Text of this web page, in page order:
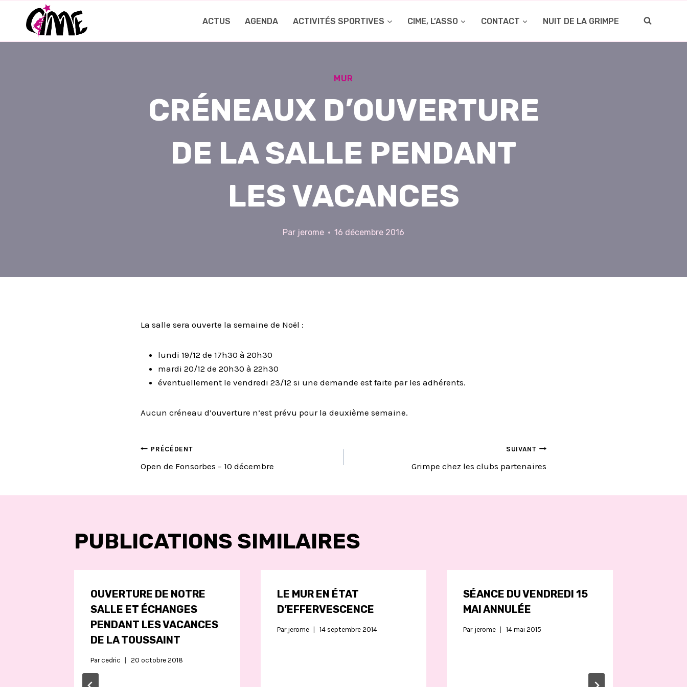
contenu
ACTUS AGENDA ACTIVITÉS SPORTIVES CIME, L’ASSO CONTACT NUIT DE LA GRIMPE
MUR
CRÉNEAUX D’OUVERTURE
DE LA SALLE PENDANT
LES VACANCES
Par jerome 16 décembre 2016
La salle sera ouverte la semaine de Noël :
lundi 19/12 de 17h30 à 20h30
mardi 20/12 de 20h30 à 22h30
éventuellement le vendredi 23/12 si une demande est faite par les adhérents.
Aucun créneau d’ouverture n’est prévu pour la deuxième semaine.
NAVIGATION
DE
PRÉCÉDENT
Open de Fonsorbes – 10 décembre
SUIVANT
Grimpe chez les clubs partenaires
PUBLICATIONS SIMILAIRES
OUVERTURE DE NOTRE
SALLE ET ÉCHANGES
PENDANT LES VACANCES
DE LA TOUSSAINT
Par cedric 20 octobre 2018
LE MUR EN ÉTAT
D’EFFERVESCENCE
Par jerome 14 septembre 2014
SÉANCE DU VENDREDI 15
MAI ANNULÉE
Par jerome 14 mai 2015